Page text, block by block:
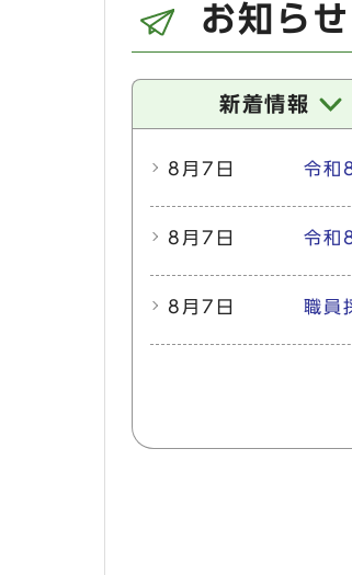
お知らせ
新着情報
8月7日
令和
8月7日 令和
8月7日 職員